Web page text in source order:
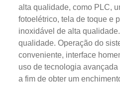
alta qualidade, como PLC,
fotoelétrico, tela de toque e
inoxidável de alta
qualidade. Operação do
conveniente, interface
uso de tecnologia
a fim de obter um